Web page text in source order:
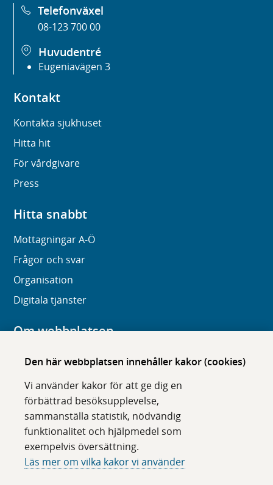
Den här webbplatsen innehåller kakor (cookies)
Vi använder kakor för att ge dig en
förbättrad besöksupplevelse,
sammanställa statistik, nödvändig
funktionalitet och hjälpmedel som
exempelvis översättning.
Läs mer om vilka kakor vi använder
Telefonväxel
08-123 700 00
Huvudentré
Eugeniavägen 3
Kontakt
Kontakta sjukhuset
Hitta hit
För vårdgivare
Press
Hitta snabbt
Mottagningar A-Ö
Frågor och svar
Organisation
Digitala tjänster
Om webbplatsen
Om karolinska.se
Tillgänglighet
Om cookies
Följ oss i sociala medier